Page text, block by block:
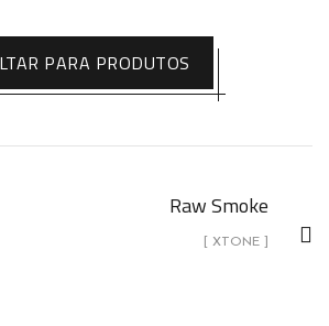
PARA PRODUTOS
Raw Smoke
[ XTONE ]